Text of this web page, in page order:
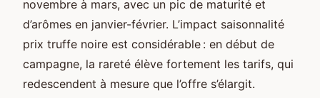
novembre à mars, avec un pic de maturité et
d’arômes en janvier-février. L’impact saisonnalité
prix truffe noire est considérable : en début de
campagne, la rareté élève fortement les tarifs, qui
redescendent à mesure que l’offre s’élargit.